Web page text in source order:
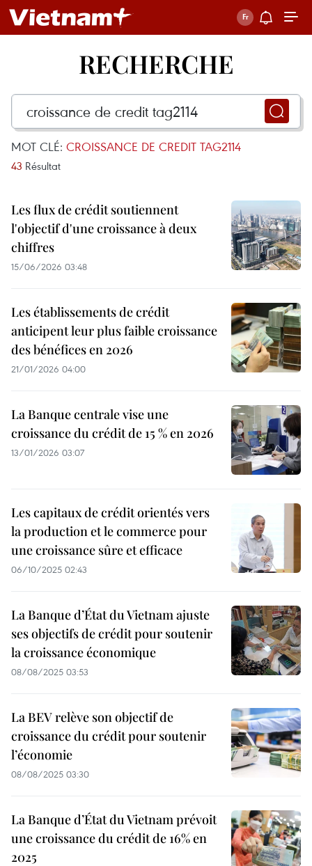
RECHERCHE
MOT CLÉ: CROISSANCE DE CREDIT TAG2114
43 Résultat
Les flux de crédit soutiennent
l'objectif d'une croissance à deux
chiffres
15/06/2026 03:48
Les établissements de crédit
anticipent leur plus faible croissance
des bénéfices en 2026
21/01/2026 04:00
La Banque centrale vise une
croissance du crédit de 15 % en 2026
13/01/2026 03:07
Les capitaux de crédit orientés vers
la production et le commerce pour
une croissance sûre et efficace
06/10/2025 02:43
La Banque d’État du Vietnam ajuste
ses objectifs de crédit pour soutenir
la croissance économique
08/08/2025 03:53
La BEV relève son objectif de
croissance du crédit pour soutenir
l’économie
08/08/2025 03:30
La Banque d’État du Vietnam prévoit
une croissance du crédit de 16% en
2025